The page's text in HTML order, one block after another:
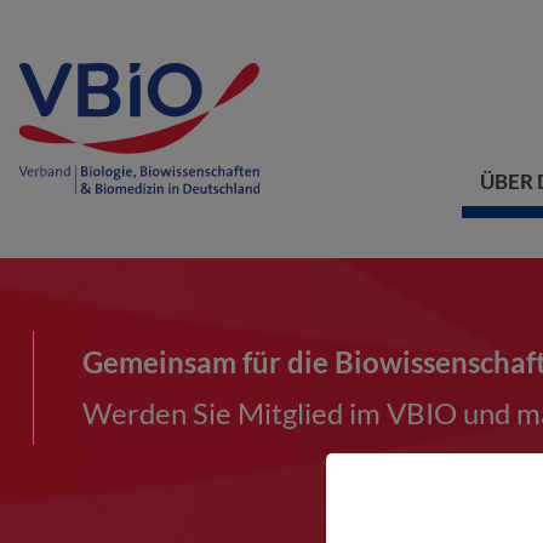
ÜBER
Gemeinsam für die
Werden Sie Mitglied im VBIO und